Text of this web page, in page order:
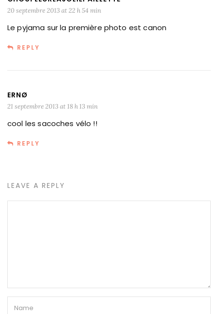
20 septembre 2013 at 22 h 54 min
Le pyjama sur la première photo est canon
REPLY
ERNØ
21 septembre 2013 at 18 h 13 min
cool les sacoches vélo !!
REPLY
LEAVE A REPLY